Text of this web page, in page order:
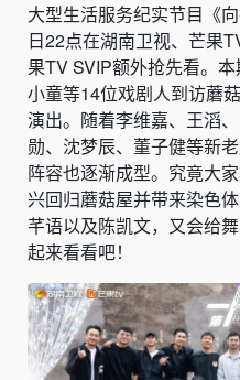
大型生活服务纪实节目《
日22点在湖南卫视、芒果
果TV SVIP额外抢先看。
小童等14位戏剧人到访蘑
演出。随着李维嘉、王滔
勋、沈梦辰、董子健等新
阵容也逐渐成型。究竟大
兴回归蘑菇屋并带来染色
芊语以及陈凯文，又会给
起来看看吧！